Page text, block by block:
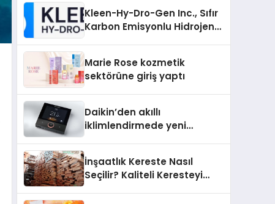
Kleen-Hy-Dro-Gen Inc., Sıfır
Karbon Emisyonlu Hidrojen
Aldı
Marie Rose kozmetik
sektörüne giriş yaptı
Daikin’den akıllı
iklimlendirmede yeni
İnşaatlık Kereste Nasıl
Seçilir? Kaliteli Keresteyi